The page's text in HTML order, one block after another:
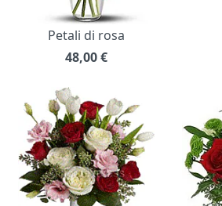
Petali di rosa
48,00€